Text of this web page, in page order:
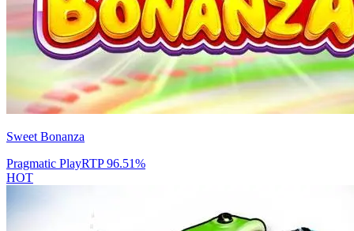
Sweet Bonanza
Pragmatic PlayRTP96.51%
HOT